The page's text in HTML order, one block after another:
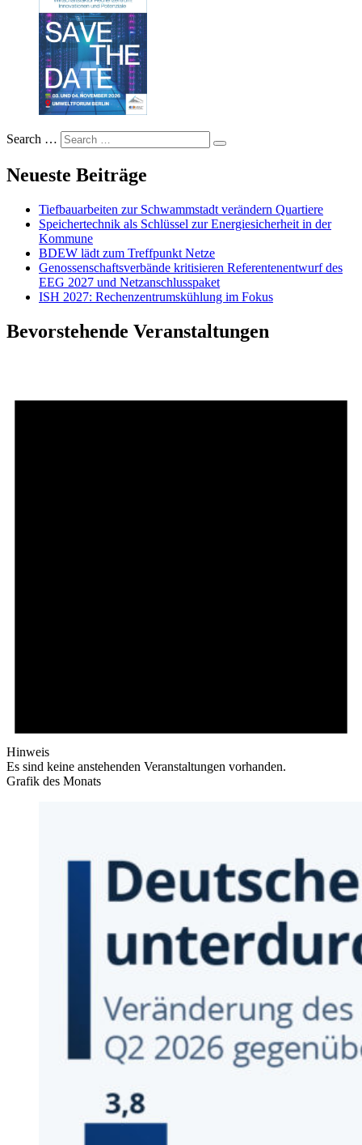
Search …
Neueste Beiträge
Tiefbauarbeiten zur Schwammstadt verändern Quartiere
Speichertechnik als Schlüssel zur Energiesicherheit in der
Kommune
BDEW lädt zum Treffpunkt Netze
Genossenschaftsverbände kritisieren Referentenentwurf des
EEG 2027 und Netzanschlusspaket
ISH 2027: Rechenzentrumskühlung im Fokus
Bevorstehende Veranstaltungen
Hinweis
Es sind keine anstehenden Veranstaltungen vorhanden.
Grafik des Monats